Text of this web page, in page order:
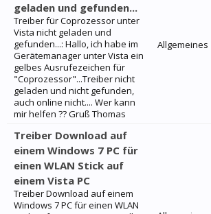
geladen und gefunden...
Treiber für Coprozessor unter
Vista nicht geladen und
gefunden...: Hallo, ich habe im
Gerätemanager unter Vista ein
gelbes Ausrufezeichen für
"Coprozessor"...Treiber nicht
geladen und nicht gefunden,
auch online nicht.... Wer kann
mir helfen ?? Gruß Thomas
Allgemeines
Treiber Download auf
einem Windows 7 PC für
einen WLAN Stick auf
einem Vista PC
Treiber Download auf einem
Windows 7 PC für einen WLAN